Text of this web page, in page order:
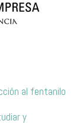
al fentanilo
y